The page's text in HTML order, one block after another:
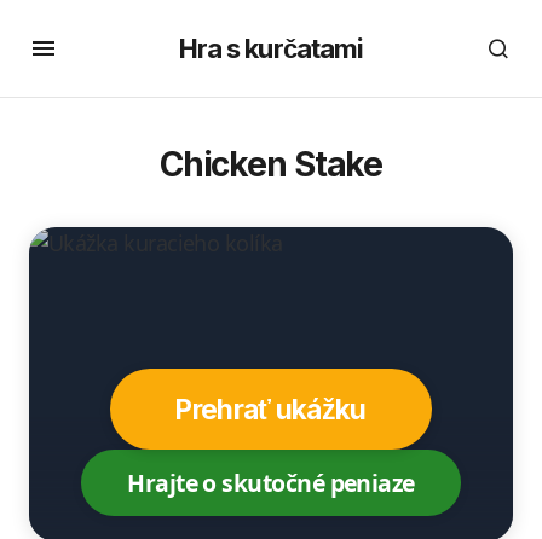
Hra s kurčatami
Chicken Stake
Prehrať ukážku
Hrajte o skutočné peniaze